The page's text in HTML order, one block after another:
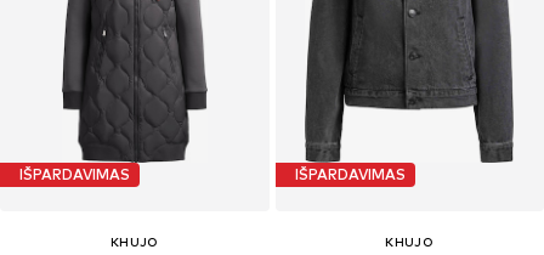
IŠPARDAVIMAS
KHUJO
IŠPARDAVIMAS
KHUJO